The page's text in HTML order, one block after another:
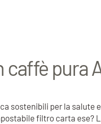
pura
sostenibili per la salute
filtro carta ese?